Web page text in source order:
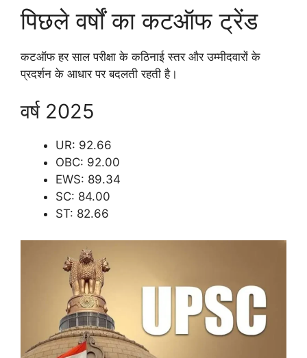
पिछले वर्षों का कटऑफ ट्रेंड
कटऑफ हर साल परीक्षा के कठिनाई स्तर और उम्मीदवारों के
प्रदर्शन के आधार पर बदलती रहती है।
वर्ष 2025
UR: 92.66
OBC: 92.00
EWS: 89.34
SC: 84.00
ST: 82.66